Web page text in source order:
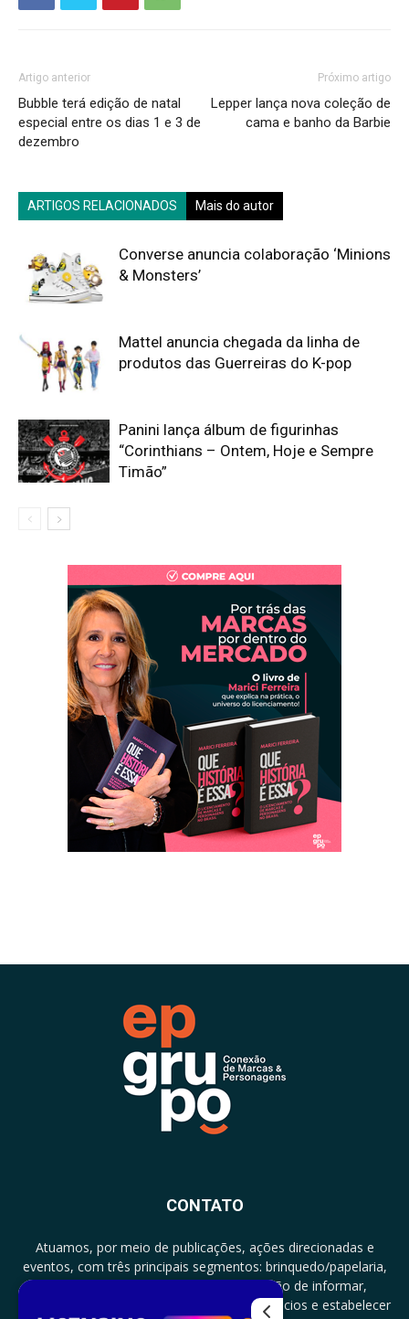
Artigo anterior
Bubble terá edição de natal
especial entre os dias 1 e 3 de
dezembro
Próximo artigo
Lepper lança nova coleção de
cama e banho da Barbie
ARTIGOS RELACIONADOS Mais do autor
Converse anuncia colaboração ‘Minions
& Monsters’
Mattel anuncia chegada da linha de
produtos das Guerreiras do K-pop
Panini lança álbum de figurinhas
“Corinthians – Ontem, Hoje e Sempre
Timão”
CONTATO
Atuamos, por meio de publicações, ações direcionadas e
eventos, com três principais segmentos: brinquedo/papelaria,
licenciamento e zero a três com a missão de informar,
documentar, proporcionar encontro de negócios e estabelecer